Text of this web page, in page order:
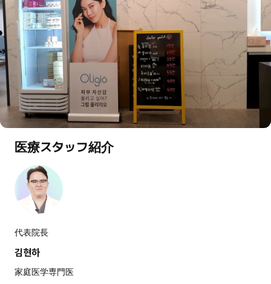
医療スタッフ紹介
代表院長
김현하
家庭医学専門医